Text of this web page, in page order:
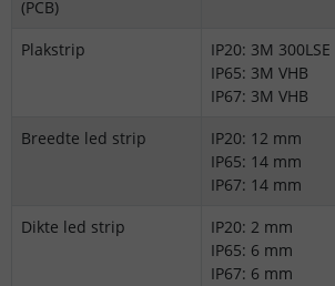
(PCB)
Plakstrip
IP20: 3M 300LSE
IP65: 3M VHB
IP67: 3M VHB
Breedte led strip
IP20: 12 mm
IP65: 14 mm
IP67: 14 mm
Dikte led strip
IP20: 2 mm
IP65: 6 mm
IP67: 6 mm